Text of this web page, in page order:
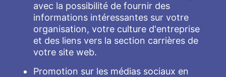
avec la possibilité de fournir des
informations intéressantes sur votre
organisation, votre culture d'entreprise
et des liens vers la section carrières de
votre site web.
Promotion sur les médias sociaux en